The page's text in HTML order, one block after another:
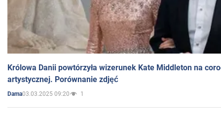
Królowa Danii powtórzyła wizerunek Kate Middleton na
artystycznej. Porównanie zdjęć
Dama03.03.2025 09:20 1